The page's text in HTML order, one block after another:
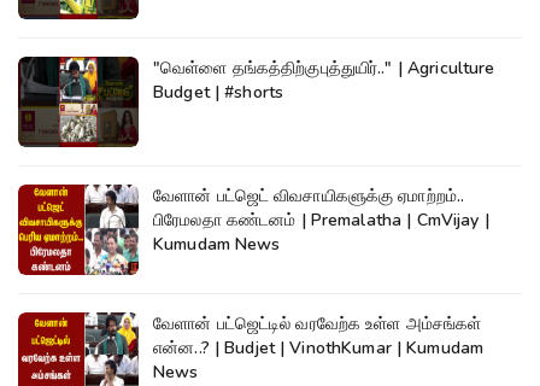
"வெள்ளை தங்கத்திற்குபுத்துயிர்.." | Agriculture
Budget | #shorts
வேளான் பட்ஜெட் விவசாயிகளுக்கு ஏமாற்றம்..
பிரேமலதா கண்டனம் | Premalatha | CmVijay |
Kumudam News
வேளான் பட்ஜெட்டில் வரவேற்க உள்ள அம்சங்கள்
என்ன..? | Budjet | VinothKumar | Kumudam
News